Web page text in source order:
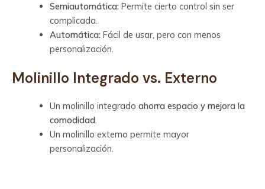
Semiautomática:Permite cierto control sin ser
complicada.
Automática:Fácil de usar, pero con menos
personalización.
Molinillo Integrado vs. Externo
Un molinillo integrado ahorra espacio y mejora la
comodidad.
Un molinillo externo permite mayor
personalización.